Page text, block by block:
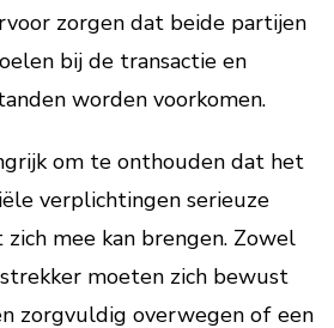
zorgen dat beide partijen
bij de transactie en
worden voorkomen.
om te onthouden dat het
verplichtingen serieuze
mee kan brengen. Zowel
moeten zich bewust
zorgvuldig overwegen of een